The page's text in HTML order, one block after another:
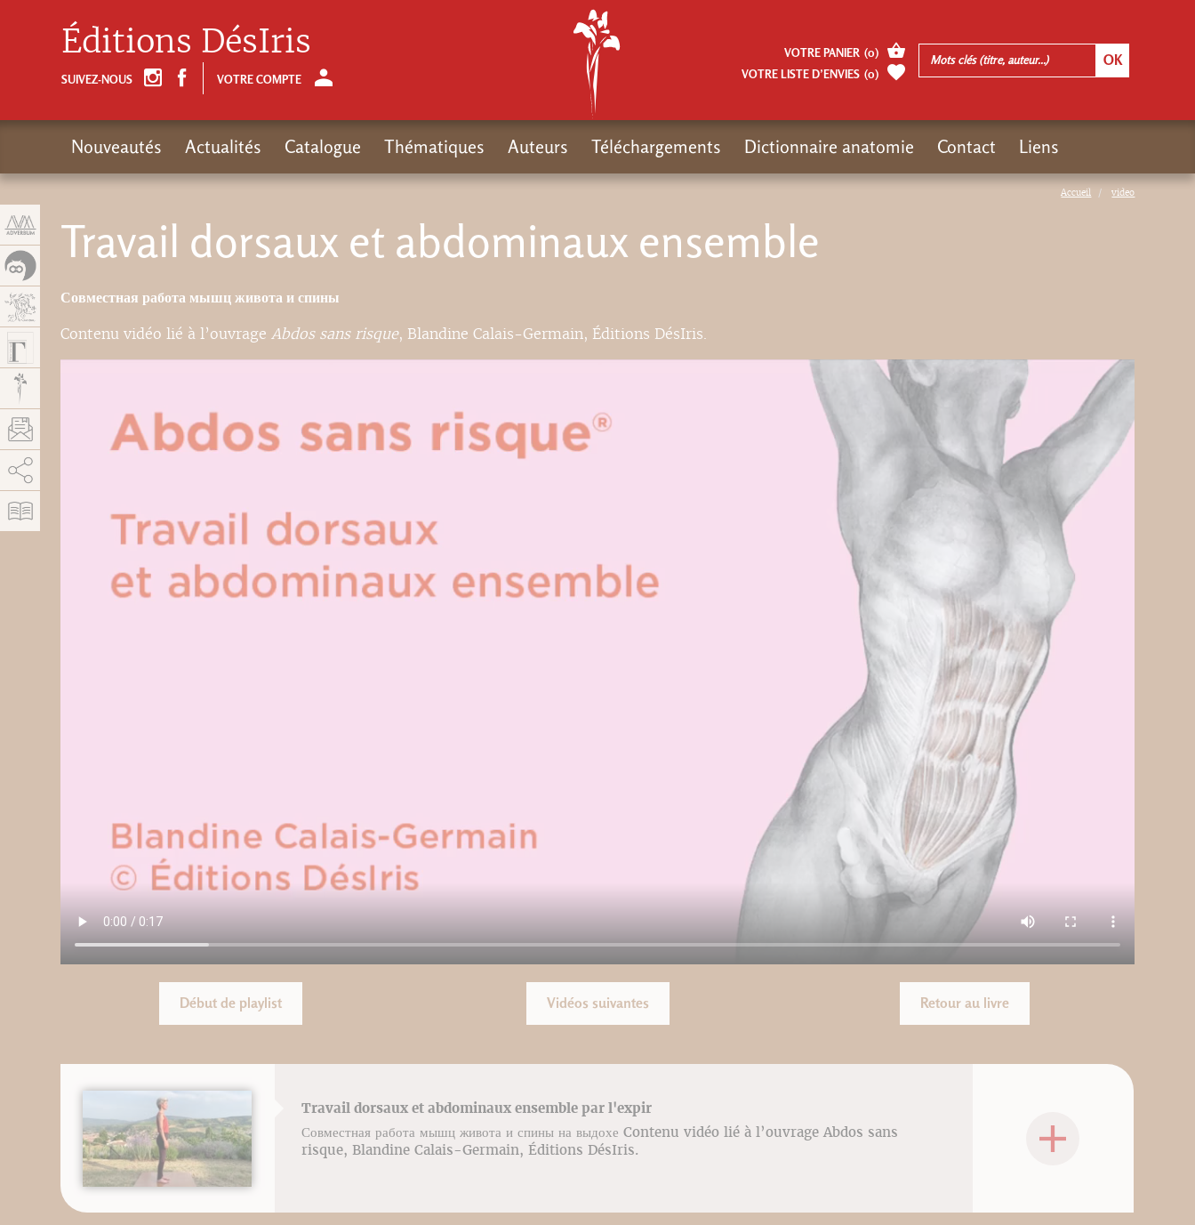
Accueil video
Travail dorsaux et abdominaux ensemble
Совместная работа мышц живота и спины
Contenu vidéo lié à l’ouvrage Abdos sans risque, Blandine Calais-Germain, Éditions DésIris.
Début de playlist Vidéos suivantes Retour au livre
Travail dorsaux et abdominaux ensemble par l'expir
Совместная работа мышц живота и спины на выдохе Contenu vidéo lié à l’ouvrage Abdos sans
risque, Blandine Calais-Germain, Éditions DésIris.
Éditions DésIris
SUIVEZ-NOUS VOTRE COMPTE
VOTRE PANIER (0)
VOTRE LISTE D’ENVIES (0)
Nouveautés Actualités Catalogue Thématiques Auteurs Téléchargements Dictionnaire anatomie Contact Liens